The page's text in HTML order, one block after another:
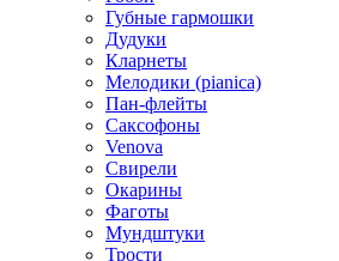
Губные гармошки
Дудуки
Кларнеты
Мелодики (pianica)
Пан-флейты
Саксофоны
Venova
Свирели
Окарины
Фаготы
Мундштуки
Трости